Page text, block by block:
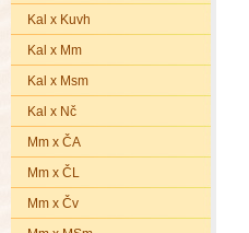
Kal x Kuvh
Kal x Mm
Kal x Msm
Kal x Nč
Mm x ČA
Mm x ČL
Mm x Čv